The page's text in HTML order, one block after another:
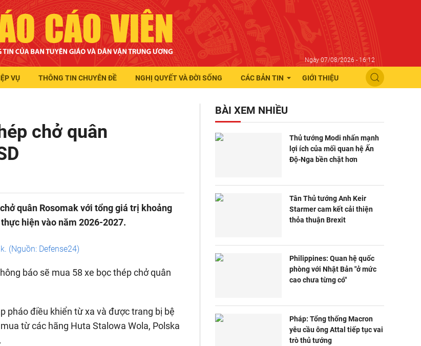
Ngày 07/08/2026 - 16:12
VỤ THÔNG TIN CHUYÊN ĐỀ NGHỊ QUYẾT VÀ ĐỜI SỐNG CÁC BẢN TIN GIỚI THIỆU
chở quân
quân Rosomak với tổng giá trị khoảng
hiện vào năm 2026-2027.
(Nguồn: Defense24)
báo sẽ mua 58 xe bọc thép chở quân
pháo điều khiển từ xa và được trang bị bệ
từ các hãng Huta Stalowa Wola, Polska
BÀI XEM NHIỀU
Thủ tướng Modi nhấn mạnh
lợi ích của mối quan hệ Ấn
Độ-Nga bền chặt hơn
Tân Thủ tướng Anh Keir
Starmer cam kết cải thiện
thỏa thuận Brexit
Philippines: Quan hệ quốc
phòng với Nhật Bản "ở mức
cao chưa từng có"
Pháp: Tổng thống Macron
yêu cầu ông Attal tiếp tục vai
trò thủ tướng